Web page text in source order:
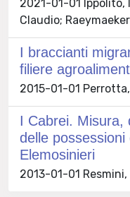
2021-01-01 Ippolito,
Claudio;
I braccianti
filiere
2015-01-01
I Cabrei. Misura,
delle possessioni
Elemosinieri
2013-01-01 Resmini,